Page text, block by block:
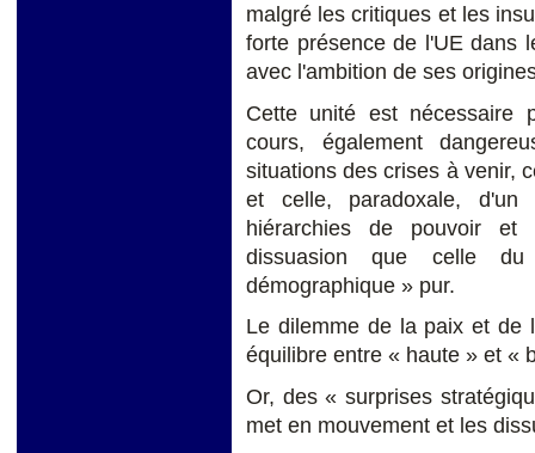
malgré les critiques et les
forte présence de l'UE dans
avec l'ambition de ses
Cette unité est nécessaire
cours, également
situations des crises à venir,
et celle, paradoxale, d'un
hiérarchies de pouvoir
dissuasion que celle
démographique » pur.
Le dilemme de la paix et de
équilibre entre « haute » et «
Or, des « surprises
met en mouvement et les